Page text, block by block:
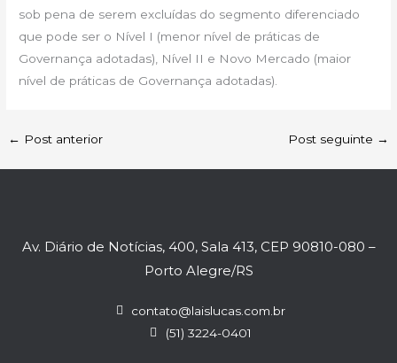
sob pena de serem excluídas do segmento diferenciado
que pode ser o Nível I (menor nível de práticas de
Governança adotadas), Nível II e Novo Mercado (maior
nível de práticas de Governança adotadas).
← Post anterior Post seguinte →
Av. Diário de Notícias, 400, Sala 413, CEP 90810-080 –
Porto Alegre/RS
contato@laislucas.com.br
(51) 3224-0401